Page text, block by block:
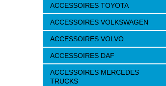
ACCESSOIRES TOYOTA
ACCESSOIRES VOLKSWAGEN
ACCESSOIRES VOLVO
ACCESSOIRES DAF
ACCESSOIRES MERCEDES
TRUCKS